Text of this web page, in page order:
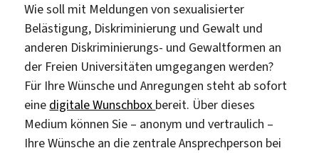
Wie soll mit Meldungen von sexualisierter
Belästigung, Diskriminierung und Gewalt und
anderen Diskriminierungs- und Gewaltformen an
der Freien Universitäten umgegangen werden?
Für Ihre Wünsche und Anregungen steht ab sofort
eine digitale Wunschbox bereit. Über dieses
Medium können Sie – anonym und vertraulich –
Ihre Wünsche an die zentrale Ansprechperson bei